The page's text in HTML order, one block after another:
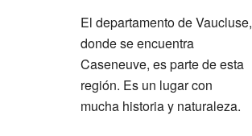
El departamento de Vaucluse,
donde se encuentra
Caseneuve, es parte de esta
región. Es un lugar con
mucha historia y naturaleza.